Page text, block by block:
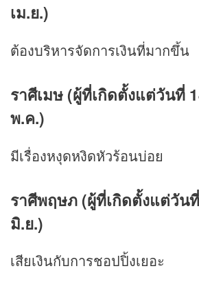
เม.ย.)
ต้องบริหารจัดการเงินที่มากขึ้น
ราศีเมษ (ผู้ที่เกิดตั้งแต่วันที่
พ.ค.)
มีเรื่องหงุดหงิดหัวร้อนบ่อย
ราศีพฤษภ (ผู้ที่เกิดตั้งแต่วัน
มิ.ย.)
เสียเงินกับการชอปปิ้งเยอะ